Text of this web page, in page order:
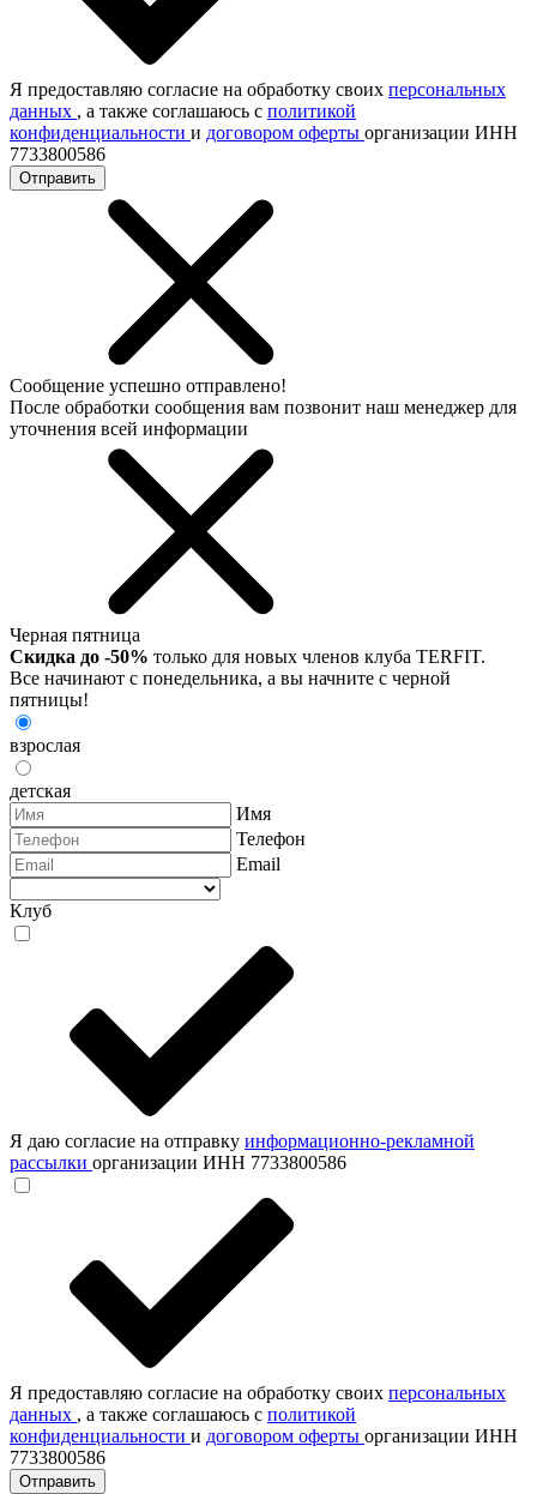
Я предоставляю согласие на обработку своих персональных
данных , а также соглашаюсь с политикой
конфиденциальности и договором оферты организации ИНН
7733800586
Отправить
Сообщение успешно отправлено!
После обработки сообщения вам позвонит наш менеджер для
уточнения всей информации
Черная пятница
Скидка до -50% только для новых членов клуба TERFIT.
Все начинают с понедельника, а вы начните с черной
пятницы!
взрослая
детская
Имя
Телефон
Email
Клуб
Я даю согласие на отправку информационно-рекламной
рассылки организации ИНН 7733800586
Я предоставляю согласие на обработку своих персональных
данных , а также соглашаюсь с политикой
конфиденциальности и договором оферты организации ИНН
7733800586
Отправить